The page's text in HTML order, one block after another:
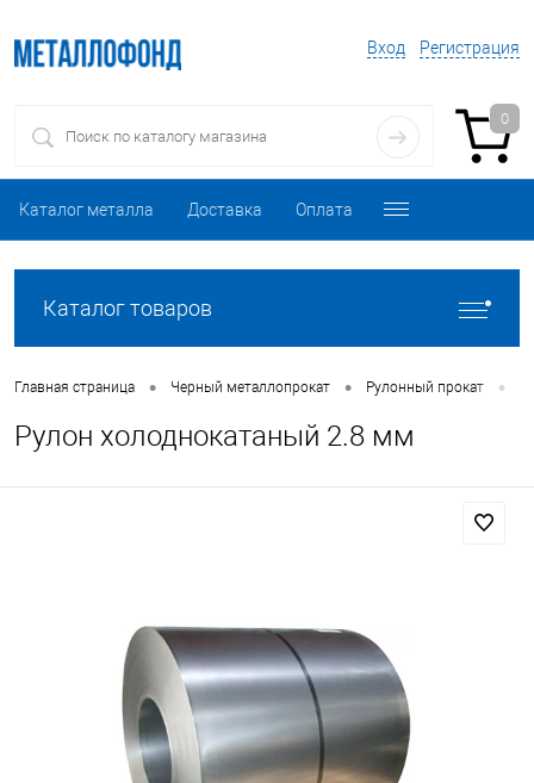
Вход Регистрация
0
Каталог металла Доставка Оплата
Каталог товаров
Главная страница • Черный металлопрокат • Рулонный прокат •
Рулон холоднокатаный 2.8 мм